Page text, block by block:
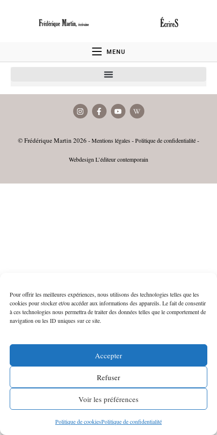
Pour offrir les meilleures expériences, nous utilisons des technologies telles que les
cookies pour stocker et/ou accéder aux informations des appareils. Le fait de consentir
à ces technologies nous permettra de traiter des données telles que le comportement de
navigation ou les ID uniques sur ce site.
Accepter
Refuser
Voir les préférences
Politique de cookiesPolitique de confidentialité
MENU
©Frédérique Martin 2026 -Mentions légales -Politique de confidentialité-
Webdesign L’éditeur contemporain